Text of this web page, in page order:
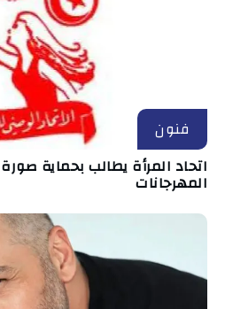
فنون
اتحاد المرأة يطالب بحماية
المهرجانات